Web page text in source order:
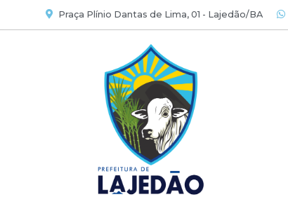
Praça Plínio Dantas de Lima, 01 - Lajedão/BA